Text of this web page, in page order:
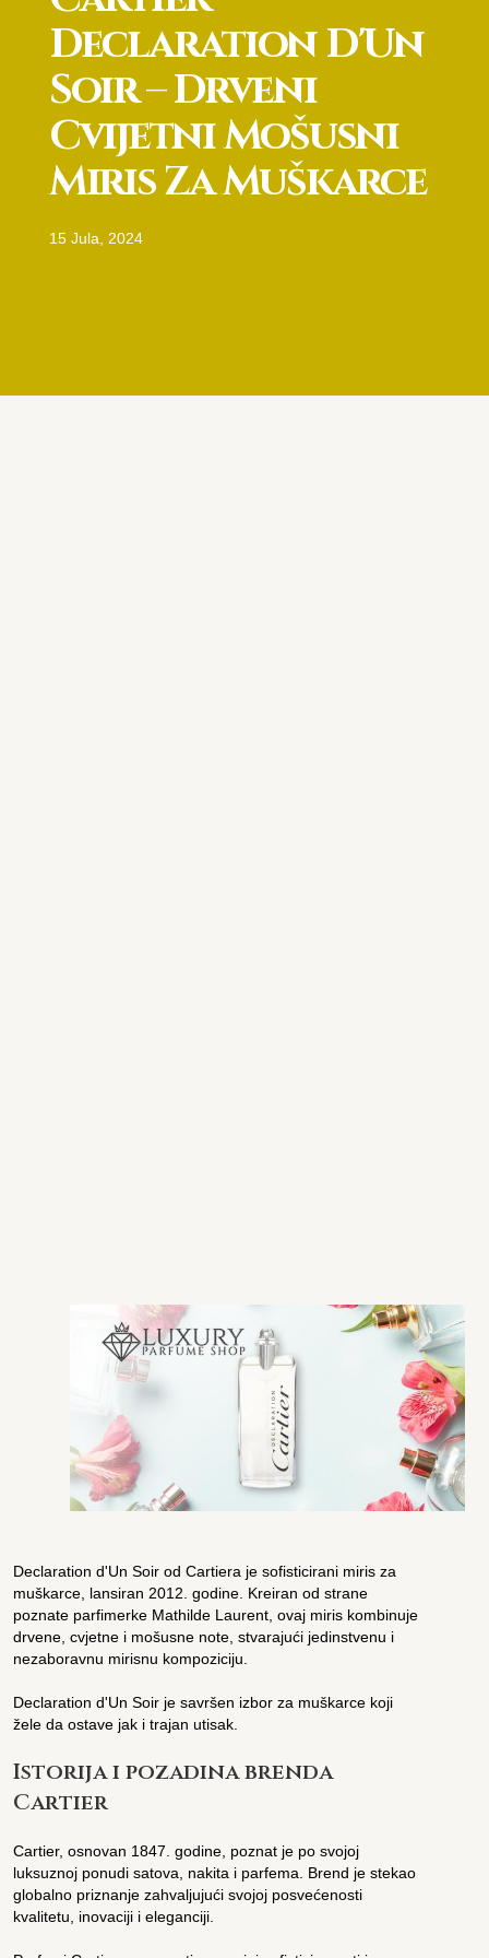
Declaration D'Un
Soir – Drveni
Cvijetni Mošusni
Miris Za Muškarce
15 Jula, 2024
Declaration d'Un Soir od Cartiera je sofisticirani miris za
muškarce, lansiran 2012. godine. Kreiran od strane
poznate parfimerke Mathilde Laurent, ovaj miris kombinuje
drvene, cvjetne i mošusne note, stvarajući jedinstvenu i
nezaboravnu mirisnu kompoziciju.
Declaration d'Un Soir je savršen izbor za muškarce koji
žele da ostave jak i trajan utisak.
Istorija i pozadina brenda
Cartier
Cartier, osnovan 1847. godine, poznat je po svojoj
luksuznoj ponudi satova, nakita i parfema. Brend je stekao
globalno priznanje zahvaljujući svojoj posvećenosti
kvalitetu, inovaciji i eleganciji.